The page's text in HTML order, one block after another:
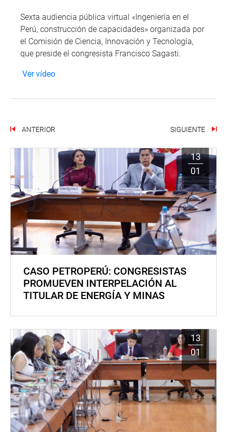
Sexta audiencia pública virtual «Ingeniería en el
Perú, construcción de capacidades» organizada por
el Comisión de Ciencia, Innovación y Tecnología,
que preside el congresista Francisco Sagasti.
Ver vídeo
ANTERIOR SIGUIENTE
13
01
CASO PETROPERÚ: CONGRESISTAS
PROMUEVEN INTERPELACIÓN AL
TITULAR DE ENERGÍA Y MINAS
13
01